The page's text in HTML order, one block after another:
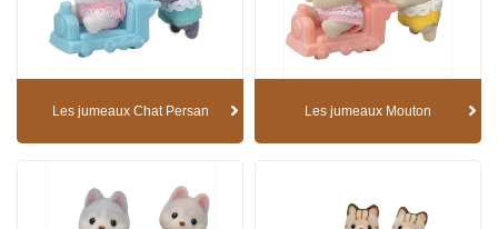
Les jumeaux Chat Persan Les jumeaux Mouton